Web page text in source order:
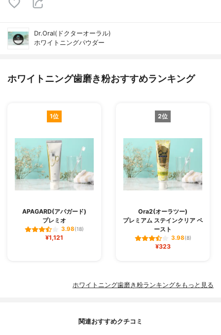
Dr.Oral(ドクターオーラル)
ホワイトニングパウダー
ホワイトニング歯磨き粉おすすめランキング
1位
APAGARD(アパガード)
プレミオ
3.98(18)
¥1,121
2位
Ora2(オーラツー)
プレミアム ステインクリア ペ
ースト
3.98(8)
¥323
ホワイトニング歯磨き粉ランキングをもっと見る
関連おすすめクチコミ